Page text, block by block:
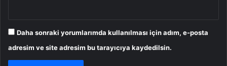
Daha sonraki yorumlarımda kullanılması için adım, e-posta
adresim ve site adresim bu tarayıcıya kaydedilsin.